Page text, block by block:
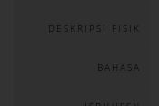
DESKRIPSI FISIK
BAHASA